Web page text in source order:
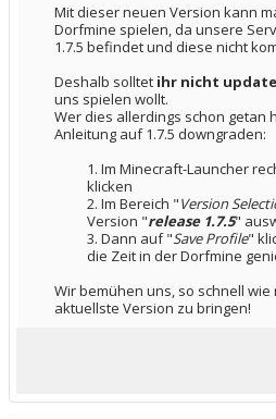
Mit dieser neuen Version kann
Dorfmine spielen, da unsere
1.7.5 befindet und diese nicht
Deshalb solltet ihr nicht
uns spielen wollt.
Wer dies allerdings schon getan
Anleitung auf 1.7.5 downgraden:
1. Im Minecraft-Launcher
klicken​
2. Im Bereich "Version
Version "release 1.7.5"
3. Dann auf "Save Profile"
die Zeit in der Dorfmine
Wir bemühen uns, so schnell
aktuellste Version zu bringen!